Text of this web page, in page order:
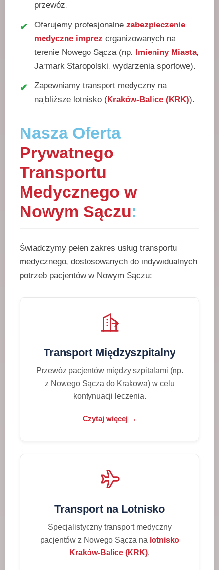
przewóz.
Oferujemy profesjonalne zabezpieczenie
medyczne imprez organizowanych na
terenie Nowego Sącza (np.
Imieniny Miasta,
Jarmark Staropolski, wydarzenia sportowe).
Zapewniamy transport medyczny na
najbliższe lotnisko (Kraków-Balice (KRK)).
Nasza Oferta
Prywatnego
Transportu
Medycznego w
Nowym Sączu:
Świadczymy pełen zakres usług transportu
medycznego, dostosowanych do indywidualnych
potrzeb pacjentów w Nowym Sączu:
Transport Międzyszpitalny
Przewóz pacjentów między szpitalami (np.
z Nowego Sącza do Krakowa) w celu
kontynuacji leczenia.
Czytaj więcej →
Transport na Lotnisko
Specjalistyczny transport medyczny
pacjentów z Nowego Sącza na lotnisko
Kraków-Balice (KRK).